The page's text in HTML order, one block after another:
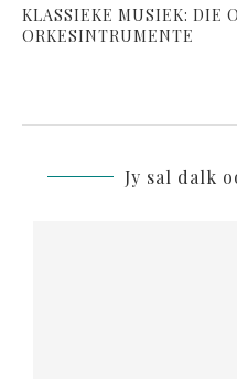
KLASSIEKE MUSIEK: DIE
ORKESINTRUMENTE
Jy sal dalk